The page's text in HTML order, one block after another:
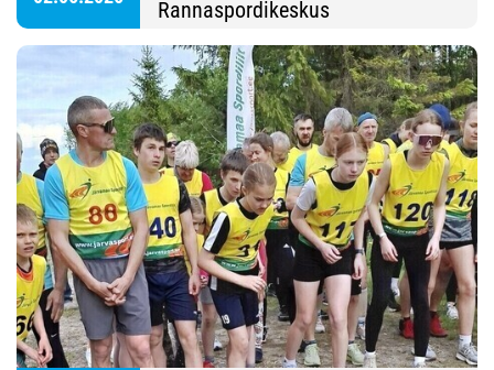
Rannaspordikeskus